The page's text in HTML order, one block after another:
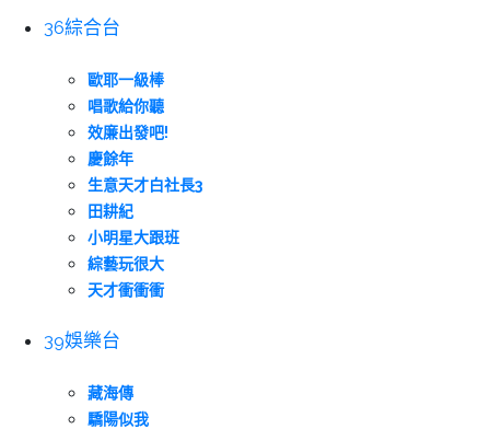
36綜合台
歐耶一級棒
唱歌給你聽
效廉出發吧!
慶餘年
生意天才白社長3
田耕紀
小明星大跟班
綜藝玩很大
天才衝衝衝
39娛樂台
藏海傳
驕陽似我